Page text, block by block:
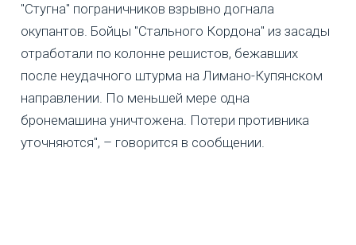
"Стугна" пограничников взрывно догнала
окупантов. Бойцы "Стального Кордона" из засады
отработали по колонне решистов, бежавших
после неудачного штурма на Лимано-Купянском
направлении. По меньшей мере одна
бронемашина уничтожена. Потери противника
уточняются", – говорится в сообщении.